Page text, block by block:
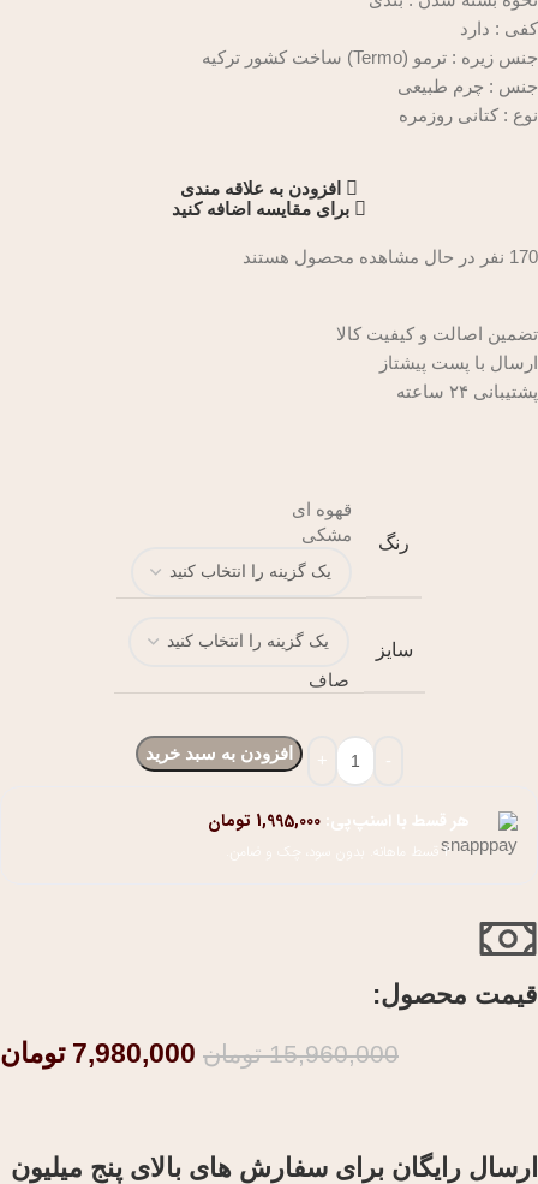
کفی : دارد
جنس زیره : ترمو (Termo) ساخت کشور ترکیه
جنس : چرم طبیعی
نوع : کتانی روزمره
افزودن به علاقه مندی
برای مقایسه اضافه کنید
170 نفر در حال مشاهده محصول هستند
تضمین اصالت و کیفیت کالا
ارسال با پست پیشتاز
پشتیبانی ۲۴ ساعته
رنگ
قهوه ای
مشکی
سایز
صاف
افزودن به سبد خرید
هر قسط با اسنپ‌پی: 1,995,000 تومان
۴ قسط ماهانه. بدون سود، چک و ضامن.
قیمت محصول:​
15,960,000 تومان 7,980,000 تومان
ارسال رایگان برای سفارش های بالای پنج میلیون